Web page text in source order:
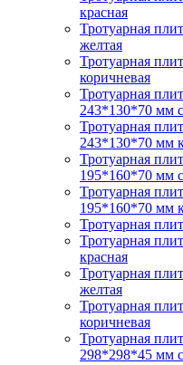
красная
Тротуарная
желтая
Тротуарная
коричневая
Тротуарная
243*130*70 мм
Тротуарная
243*130*70 мм
Тротуарная
195*160*70 мм
Тротуарная
195*160*70 мм
Тротуарная
Тротуарная
красная
Тротуарная
желтая
Тротуарная
коричневая
Тротуарная
298*298*45 мм